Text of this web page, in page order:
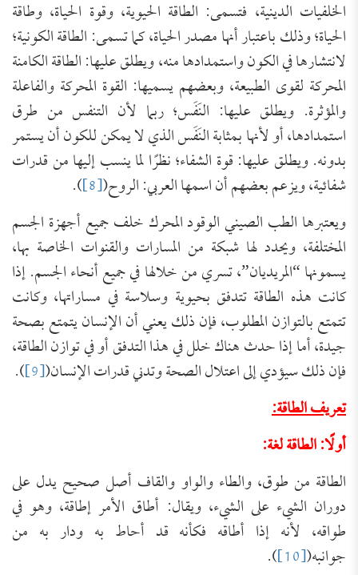
الخلفيات الدينية، فتسمى: الطاقة الحيوية، وقوة الحياة، وطاقة
الحياة؛ وذلك باعتبار أنها مصدر الحياة، كما تسمى: الطاقة الكونية؛
لانتشارها في الكون واستمدادها منه، ويطلق عليها: الطاقة الكامنة
المحركة لقوى الطبيعة، وبعضهم يسميها: القوة المحركة والفاعلة
والمؤثرة. ويطلق عليها: النَفَس؛ ربما لأن التنفس من طرق
استمدادها، أو لأنها بمثابة النَفَس الذي لا يمكن للكون أن يستمر
بدونه. ويطلق عليها: قوة الشفاء؛ نظرًا لما ينسب إليها من قدرات
شفائية، ويزعم بعضهم أن اسمها العربي: الروح([8]
).
ويعتبرها الطب الصيني الوقود المحرك خلف جميع أجهزة الجسم
المختلفة، ويحدد لها شبكة من المسارات والقنوات الخاصة بها،
يسمونها “المريديان”، تسري من خلالها في جميع أنحاء الجسم. إذا
كانت هذه الطاقة تتدفق بحيوية وسلاسة في مساراتها، وكانت
تتمتع بالتوازن المطلوب، فإن ذلك يعني أن الإنسان يتمتع بصحة
جيدة، أما إذا حدث هناك خلل في هذا التدفق أو في توازن الطاقة،
فإن ذلك سيؤدي إلى اعتلال الصحة وتدني قدرات الإنسان([9]
).
تعريف الطاقة:
أولًا: الطاقة لغة:
الطاقة من طوق، والطاء والواو والقاف أصل صحيح يدل على
دوران الشيء على الشيء، ويقال: أطاق الأمر إطاقة، وهو في
طواقه، لأنه إذا أطاقه فكأنه قد أحاط به ودار به من
جوانبه([10]
).